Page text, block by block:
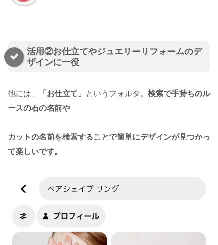
活用②お仕立てやジュエリーリフォームのデ
ザインに一役
他には、 「お仕立て」 というフォルダ。 検索で手持ちのル
ースの石の名前や
カットの名前を検索することで簡単にデザインが見つかっ
て楽しいです。